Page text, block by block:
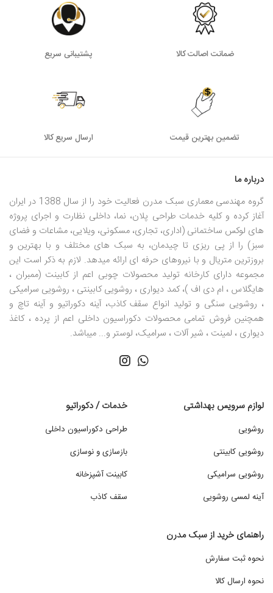
ضمانت اصالت کالا پشتیبانی سریع
تضمین بهترین قیمت ارسال سریع کالا
درباره ما
گروه مهندسی معماری سبک مدرن فعالیت خود را از سال 1388 در ایران
آغاز کرده و کلیه خدمات طراحی پلان، نما، داخلی نظارت و اجرای پروژه
های لوکس ساختمانی (اداری، تجاری، مسکونی، ویلایی، مشاعات و فضای
سبز) را از پی ریزی تا چیدمان، به سبک های مختلف و با بهترین و
بروزترین متریال و با نیروهای حرفه ای ارائه میدهد. لازم به ذکر است این
مجموعه دارای کارخانه تولید محصولات چوبی اعم از کابینت (ممبران ،
هایگلاس ، ام دی اف )، کمد دیواری ، روشویی کابینتی ، روشویی سرامیکی
، روشویی سنگی و تولید انواع سقف کاذب، آینه دکوراتیو و آینه تاچ و
همچنین فروش تمامی محصولات دکوراسیون داخلی اعم از پرده ، کاغذ
دیواری ، لمینت ، شیر آلات ، سرامیک، لوستر و... میباشد.
لوازم سرویس بهداشتی
روشویی
روشویی کابینتی
روشویی سرامیکی
آینه لمسی روشویی
خدمات / دکوراتیو
طراحی دکوراسیون داخلی
بازسازی و نوسازی
کابینت آشپزخانه
سقف کاذب
راهنمای خرید از سبک مدرن
نحوه ثبت سفارش
نحوه ارسال کالا